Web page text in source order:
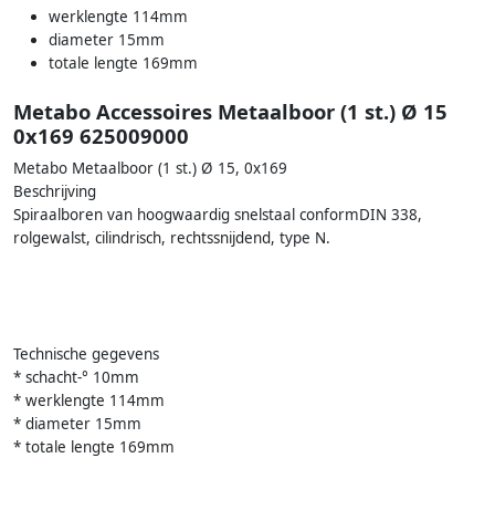
werklengte 114mm
diameter 15mm
totale lengte 169mm
Metabo Accessoires Metaalboor (1 st.) Ø 15
0x169 625009000
Metabo Metaalboor (1 st.) Ø 15, 0x169
Beschrijving
Spiraalboren van hoogwaardig snelstaal conformDIN 338,
rolgewalst, cilindrisch, rechtssnijdend, type N.
Technische gegevens
* schacht-° 10mm
* werklengte 114mm
* diameter 15mm
* totale lengte 169mm